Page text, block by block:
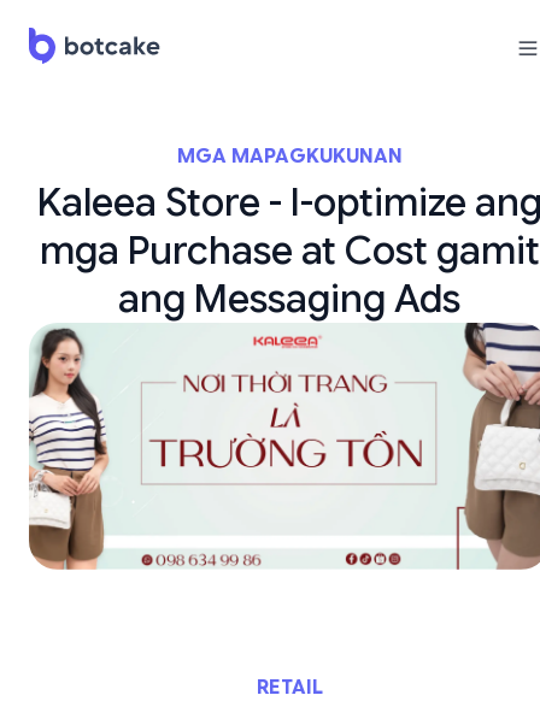
MGA MAPAGKUKUNAN
Kaleea Store - I-optimize
mga Purchase at Cost gamit
ang Messaging Ads
RETAIL